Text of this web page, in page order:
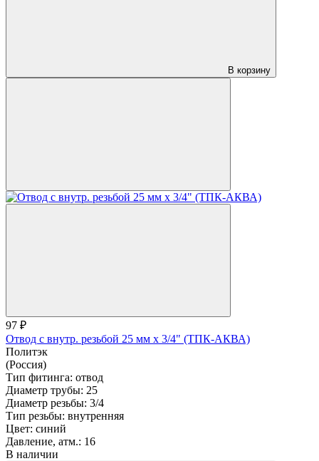
В корзину
97 ₽
Отвод с внутр. резьбой 25 мм х 3/4" (ТПК-АКВА)
Политэк
(Россия)
Тип фитинга: отвод
Диаметр трубы: 25
Диаметр резьбы: 3/4
Тип резьбы: внутренняя
Цвет: синий
Давление, атм.: 16
В наличии